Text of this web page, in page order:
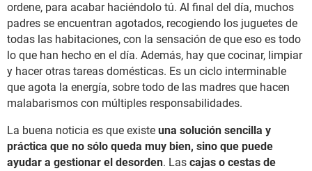
ordene, para acabar haciéndolo tú. Al final del día, muchos
padres se encuentran agotados, recogiendo los juguetes de
todas las habitaciones, con la sensación de que eso es todo
lo que han hecho en el día. Además, hay que cocinar, limpiar
y hacer otras tareas domésticas. Es un ciclo interminable
que agota la energía, sobre todo de las madres que hacen
malabarismos con múltiples responsabilidades.
La buena noticia es que existe una solución sencilla y
práctica que no sólo queda muy bien, sino que puede
ayudar a gestionar el desorden. Las cajas o cestas de